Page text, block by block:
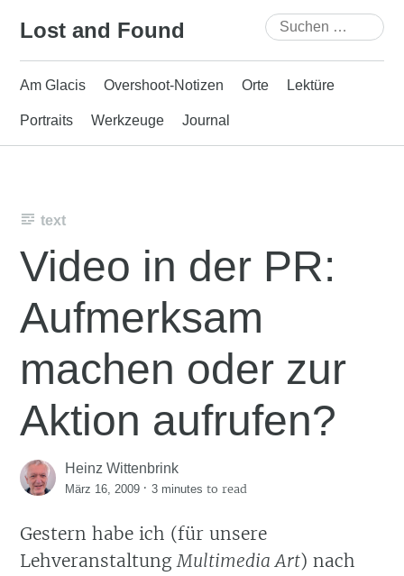
Lost and Found
Suchen
nach:
Am Glacis Overshoot-Notizen Orte Lektüre
Portraits Werkzeuge Journal
text
Video in der PR:
Aufmerksam
machen oder zur
Aktion aufrufen?
Heinz Wittenbrink
März 16, 2009 ·3 minutes to read
Gestern habe ich (für unsere
LehveranstaltungMultimedia Art) nach